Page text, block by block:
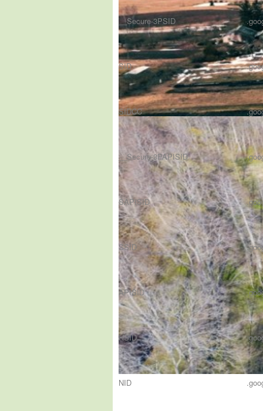
__Secure-3PSID
SID
SIDCC
__Secure-3PAPISID
SAPISID
SSID
APISID
HSID
NID